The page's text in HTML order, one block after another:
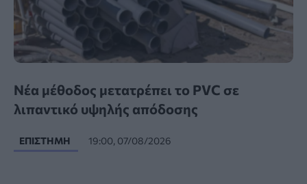
Νέα μέθοδος μετατρέπει το PVC σε
λιπαντικό υψηλής απόδοσης
ΕΠΙΣΤΉΜΗ 19:00, 07/08/2026